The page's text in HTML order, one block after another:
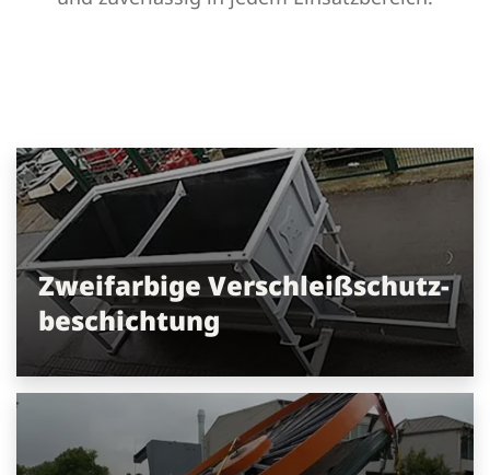
Zweifarbige Verschleißschutz-
beschichtung